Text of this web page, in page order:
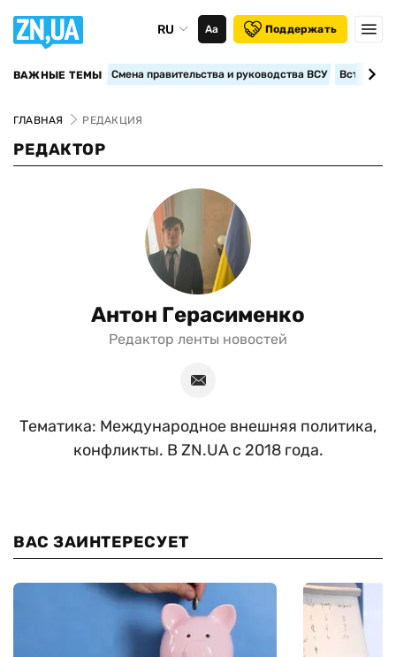
RU Аа Поддержать
ВАЖНЫЕ ТЕМЫ Смена правительства и руководства ВСУ
ГЛАВНАЯ РЕДАКЦИЯ
РЕДАКТОР
Антон Герасименко
Редактор ленты новостей
Тематика: Международное внешняя политика,
конфликты. В ZN.UA с 2018 года.
ВАС ЗАИНТЕРЕСУЕТ